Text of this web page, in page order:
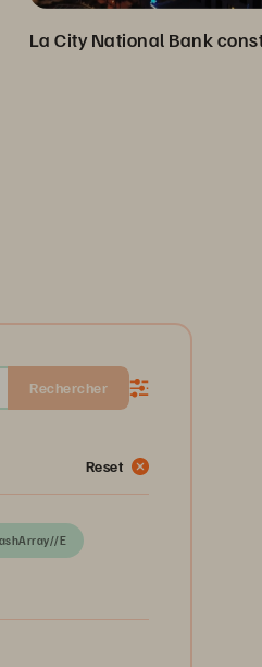
Rechercher
E
Reset